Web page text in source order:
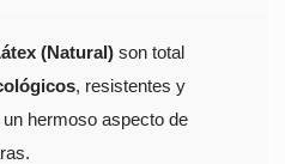
(Natural) son total
, resistentes y
hermoso aspecto de